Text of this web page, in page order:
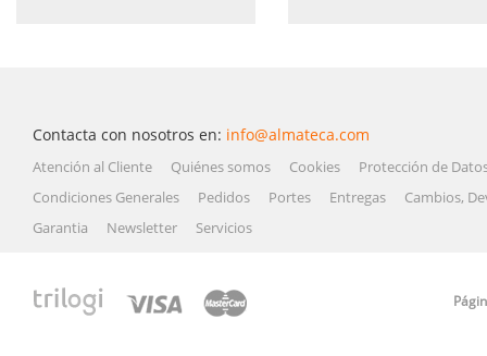
Contacta con nosotros en: info@almateca.com
Atención al Cliente Quiénes somos Cookies
Protección de
Condiciones Generales
Pedidos Portes Entregas
Cambios,
Garantia
Newsletter Servicios